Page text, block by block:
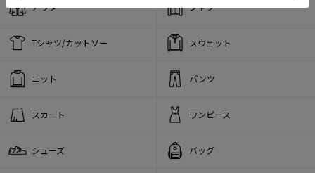
アウター シャツ
Tシャツ/カットソー スウェット
ニット パンツ
スカート ワンピース
シューズ バッグ